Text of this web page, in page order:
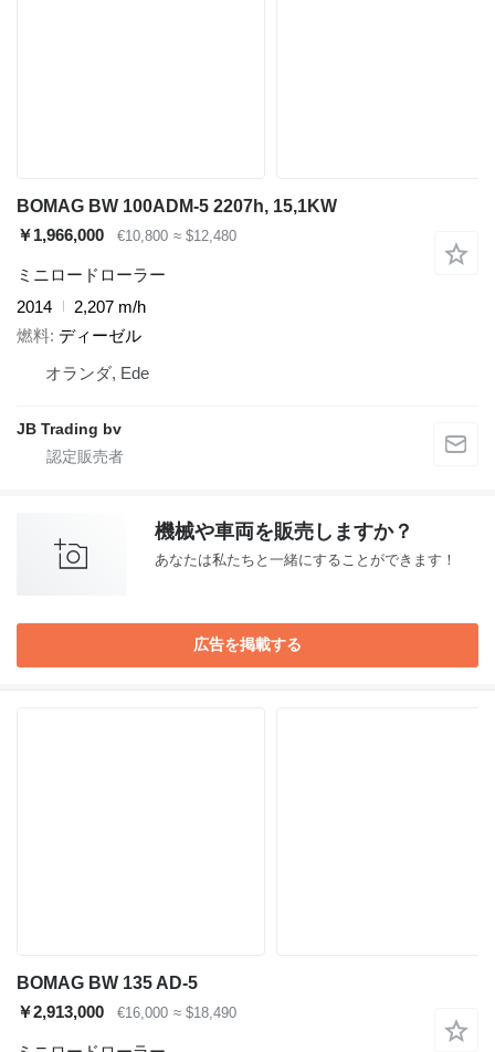
BOMAG BW 100ADM-5 2207h, 15,1KW
￥1,966,000
€10,800 ≈ $12,480
ミニロードローラー
2014
2,207 m/h
燃料 ディーゼル
オランダ, Ede
JB Trading bv
機械や車両を販売しますか？
あなたは私たちと一緒にすることができます！
広告を掲載する
BOMAG BW 135 AD-5
￥2,913,000
€16,000 ≈ $18,490